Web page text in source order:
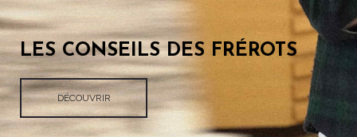
LES CONSEILS DES FRÉROTS
DÉCOUVRIR